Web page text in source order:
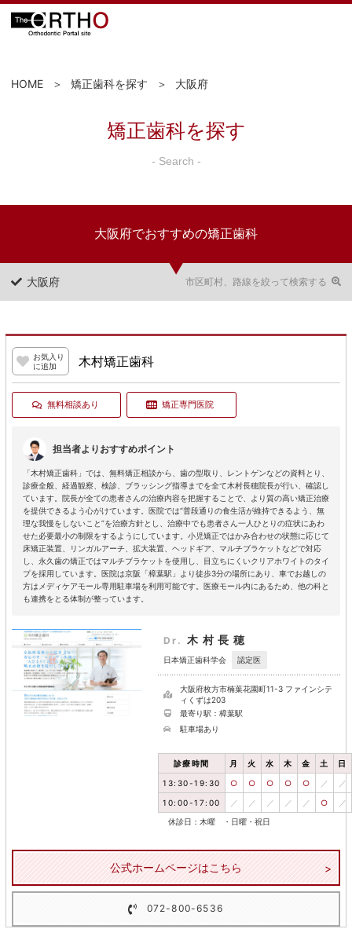
HOME 矯正歯科を探す 大阪府
矯正歯科を探す
- Search -
大阪府でおすすめの矯正歯科
大阪府 市区町村、路線を絞って検索する
お気入り
に追加
木村矯正歯科
無料相談あり 矯正専門医院
担当者よりおすすめポイント
「木村矯正歯科」では、無料矯正相談から、歯の型取り、レントゲンなどの資料とり、
診療全般、経過観察、検診、ブラッシング指導までを全て木村長穂院長が行い、確認し
ています。院長が全ての患者さんの治療内容を把握することで、より質の高い矯正治療
を提供できるよう心がけています。医院では“普段通りの食生活が維持できるよう、無
理な我慢をしないこと”を治療方針とし、治療中でも患者さん一人ひとりの症状にあわ
せた必要最小の制限をするようにしています。小児矯正ではかみ合わせの状態に応じて
床矯正装置、リンガルアーチ、拡大装置、ヘッドギア、マルチブラケットなどで対応
し、永久歯の矯正ではマルチブラケットを使用し、目立ちにくいクリアホワイトのタイ
プを採用しています。医院は京阪「樟葉駅」より徒歩3分の場所にあり、車でお越しの
方はメディケアモール専用駐車場を利用可能です。医療モール内にあるため、他の科と
も連携をとる体制が整っています。
Dr. 木村長穂
日本矯正歯科学会 認定医
大阪府枚方市楠葉花園町11-3 ファインシテ
ィくずは203
最寄り駅：樟葉駅
駐車場あり
診療時間 月 火 水 木 金 土 日
13:30-19:30 ○ ○ ○ ○ ○ ／ ／
10:00-17:00 ／ ／ ／ ／ ／ ○ ／
休診日：木曜 ・日曜・祝日
公式ホームページはこちら
072-800-6536